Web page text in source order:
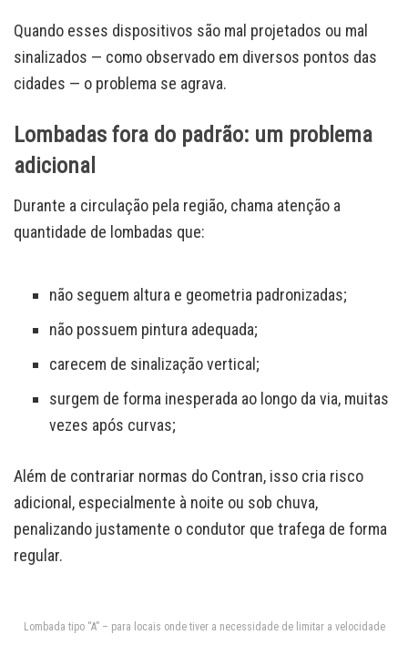
Quando esses dispositivos são mal projetados ou mal
sinalizados — como observado em diversos pontos das
cidades — o problema se agrava.
Lombadas fora do padrão: um problema
adicional
Durante a circulação pela região, chama atenção a
quantidade de lombadas que:
não seguem altura e geometria padronizadas;
não possuem pintura adequada;
carecem de sinalização vertical;
surgem de forma inesperada ao longo da via, muitas
vezes após curvas;
Além de contrariar normas do Contran, isso cria risco
adicional, especialmente à noite ou sob chuva,
penalizando justamente o condutor que trafega de forma
regular.
Lombada tipo “A” – para locais onde tiver a necessidade de limitar a velocidade